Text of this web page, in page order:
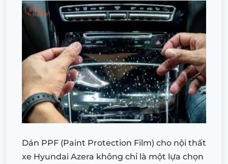
Dán PPF (Paint Protection Film) cho nội thất
xe Hyundai Azera không chỉ là một lựa chọn